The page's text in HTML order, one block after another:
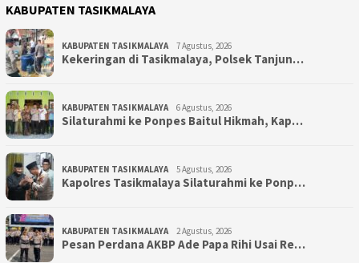
KABUPATEN TASIKMALAYA
KABUPATEN TASIKMALAYA 7 Agustus, 2026
Kekeringan di Tasikmalaya, Polsek Tanjun…
KABUPATEN TASIKMALAYA 6 Agustus, 2026
Silaturahmi ke Ponpes Baitul Hikmah, Kap…
KABUPATEN TASIKMALAYA 5 Agustus, 2026
Kapolres Tasikmalaya Silaturahmi ke Ponp…
KABUPATEN TASIKMALAYA 2 Agustus, 2026
Pesan Perdana AKBP Ade Papa Rihi Usai Re…